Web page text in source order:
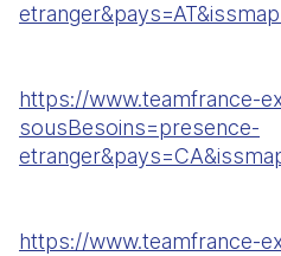
https://www.teamfrance-
sousBesoins=presence-
https://www.teamfrance-